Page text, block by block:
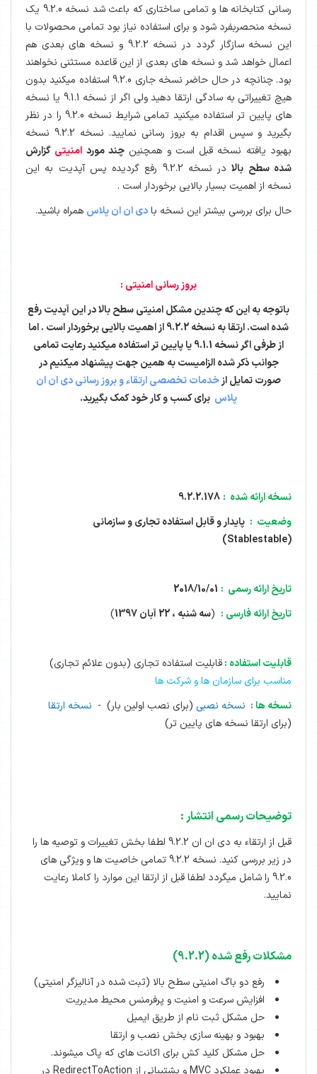
رسانی کتابخانه ها و تمامی ساختاری که باعث شد نسخه 9.2.0 یک
نسخه منحصربفرد شود و برای استفاده نیاز بود تمامی محصولات با
این نسخه سازگار گردد در نسخه 9.2.2 و نسخه های بعدی هم
اعمال خواهد شد و نسخه های بعدی از این قاعده مستثنی نخواهند
بود. چنانچه در حال حاضر نسخه جاری 9.2.0 استفاده میکنید بدون
هیچ تغییراتی به سادگی ارتقا دهید ولی اگر از نسخه 9.1.1 یا نسخه
های پایین تر استفاده میکنید تمامی شرایط نسخه 9.2.0 را در نظر
بگیرید و سپس اقدام به بروز رسانی نمایید. نسخه 9.2.2 نسخه
بهبود یافته نسخه قبل است و همچنینچند مورد امنیتی گزارش
شده سطح بالا
در نسخه 9.2.2 رفع گردیده پس آپدیت به این
نسخه از اهمیت بسیار بالایی برخوردار است .
حال برای بررسی بیشتر این نسخه بادی ان ان پلاس همراه باشید.
بروز رسانی امنیتی :
باتوجه به این که چندین مشکل امنیتی سطح بالا در این آپدیت رفع
شده است. ارتقا به نسخه 9.2.2 از اهمیت بالایی برخوردار است . اما
از طرفی اگر نسخه 9.1.1 یا پایین تر استفاده میکنید رعایت تمامی
جوانب ذکر شده الزامیست به همین جهت پیشنهاد میکنیم در
صورت تمایل ازخدمات تخصصی ارتقاء و بروز رسانی دی ان ان
پلاس برای کسب و کار خود کمک بگیرید.
نسخه ارائه شده : 9.2.2.178
وضعیت : پایدار و قابل استفاده تجاری و سازمانی
(Stable
stable
)
تاریخ ارائه رسمی : 2018/10/01
تاریخ ارائه فارسی : (سه شنبه ، 22 آبان 1397 )
قابلیت استفاده :قابلیت استفاده تجاری (بدون علائم تجاری)
مناسب برای سازمان ها و شرکت ها
نسخه ها : نسخه نصبی (برای نصب اولین بار) - نسخه ارتقا
(برای ارتقا نسخه های پایین تر)
توضیحات رسمی انتشار :
قبل از ارتقاء به دی ان ان 9.2.2 لطفا بخش تغییرات و توصیه ها را
در زیر بررسی کنید. نسخه 9.2.2 تمامی خاصیت ها و ویژگی های
9.2.0 را شامل میگردد لطفا قبل از ارتقا این موارد را کاملا رعایت
نمایید.
مشکلات رفع شده (9.2.2)
رفع دو باگ امنیتی سطح بالا (ثبت شده در آنالیزگر امنیتی)
افزایش سرعت و امنیت و پرفرمنس محیط مدیریت
حل مشکل ثبت نام از طریق ایمیل
بهبود و بهینه سازی بخش نصب و ارتقا
حل مشکل کلید کش برای اکانت های که پاک میشوند.
بهبود عملکرد MVC و پشتیبانی از RedirectToAction در